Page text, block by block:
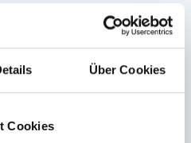
Über Cookies
Cookies
Stempel auf die
und jeder Mitlaufende
Sponsor*in gesucht,
per